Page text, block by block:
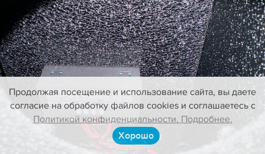
Продолжая посещение и использование сайта, вы даете
согласие на обработку файлов cookies и соглашаетесь с
Политикой конфиденциальности. Подробнее.
Хорошо